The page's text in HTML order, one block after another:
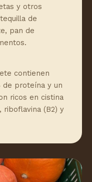
y otros
de
pan de
contienen
de proteína y un
ricos en cistina
riboflavina (B2) y